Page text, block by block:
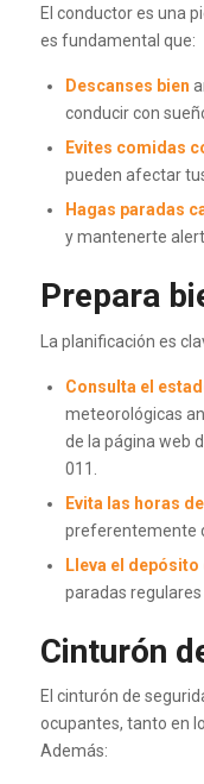
El conductor es una
es fundamental que:
Descanses bien
conducir con
Evites comidas
pueden afectar
Hagas paradas
y mantenerte
Prepara
La planificación es
Consulta el
meteorológicas
de la página web
011.
Evita las horas
preferentemente
Lleva el
paradas
Cinturón
El cinturón de
ocupantes, tanto en
Además: